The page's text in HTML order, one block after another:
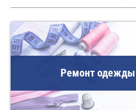
Ремонт одежды